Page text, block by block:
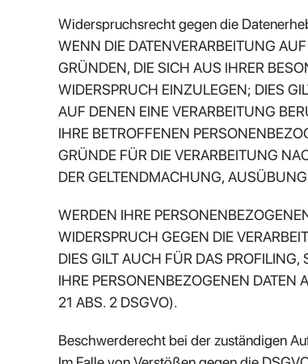
Widerspruchsrecht gegen die
WENN DIE DATENVERARBEITUNG
GRÜNDEN, DIE SICH AUS IHRER
WIDERSPRUCH EINZULEGEN; DIES
AUF DENEN EINE VERARBEITUNG
IHRE BETROFFENEN
GRÜNDE FÜR DIE VERARBEITUNG
DER GELTENDMACHUNG,
WERDEN IHRE
WIDERSPRUCH GEGEN DIE
DIES GILT AUCH FÜR DAS
IHRE PERSONENBEZOGENEN
21 ABS. 2 DSGVO).
Beschwerderecht bei der zuständigen